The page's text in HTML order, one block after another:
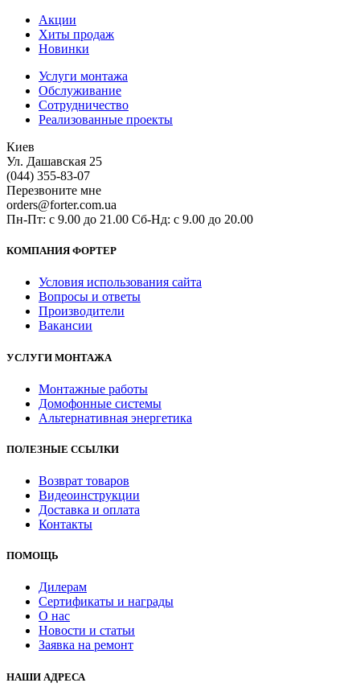
Акции
Хиты продаж
Новинки
Услуги монтажа
Обслуживание
Сотрудничество
Реализованные проекты
Киев
Ул. Дашавская 25
(044) 355-83-07
Перезвоните мне
orders@forter.com.ua
Пн-Пт: с 9.00 до 21.00 Сб-Нд: с 9.00 до 20.00
КОМПАНИЯ ФОРТЕР
Условия использования сайта
Вопросы и ответы
Производители
Вакансии
УСЛУГИ МОНТАЖА
Монтажные работы
Домофонные системы
Альтернативная энергетика
ПОЛЕЗНЫЕ ССЫЛКИ
Возврат товаров
Видеоинструкции
Доставка и оплата
Контакты
ПОМОЩЬ
Дилерам
Сертификаты и награды
О нас
Новости и статьи
Заявка на ремонт
НАШИ АДРЕСА